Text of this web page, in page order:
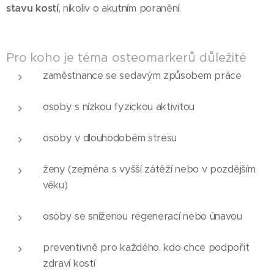
stavu kostí, nikoliv o akutním poranění.
Pro koho je téma osteomarkerů důležité
zaměstnance se sedavým způsobem práce
osoby s nízkou fyzickou aktivitou
osoby v dlouhodobém stresu
ženy (zejména s vyšší zátěží nebo v pozdějším
věku)
osoby se sníženou regenerací nebo únavou
preventivně pro každého, kdo chce podpořit
zdraví kostí